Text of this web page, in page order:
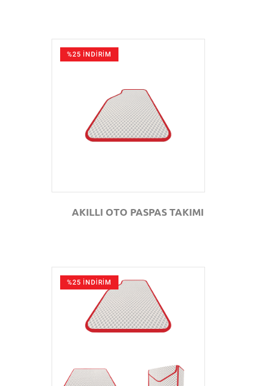
%25 İNDİRİM
GÖZAT
AKILLI OTO PASPAS TAKIMI
%25 İNDİRİM